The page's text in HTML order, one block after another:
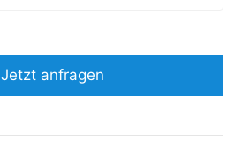
Jetzt anfragen